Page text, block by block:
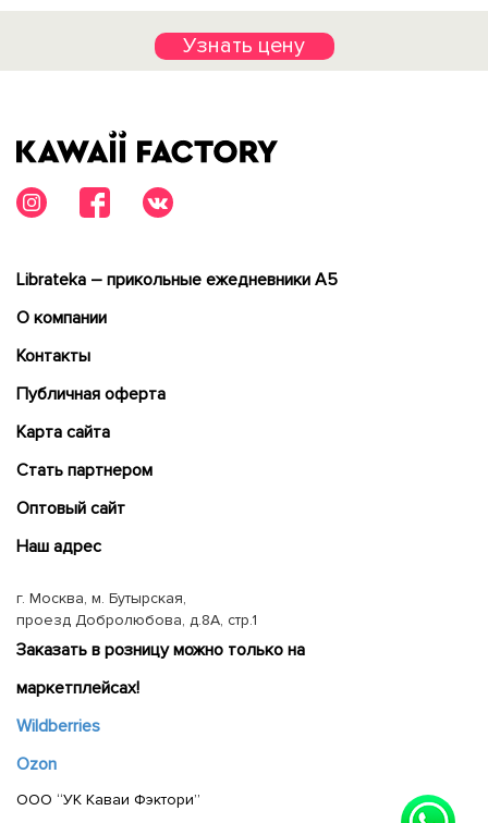
Узнать цену
Librateka – прикольные ежедневники А5
О компании
Контакты
Публичная оферта
Карта сайта
Cтать партнером
Оптовый сайт
Наш адрес
г. Москва, м. Бутырская,
проезд Добролюбова, д.8А, стр.1
Заказать в розницу можно только на
маркетплейсах!
Wildberries
Ozon
ООО “УК Каваи Фэктори”